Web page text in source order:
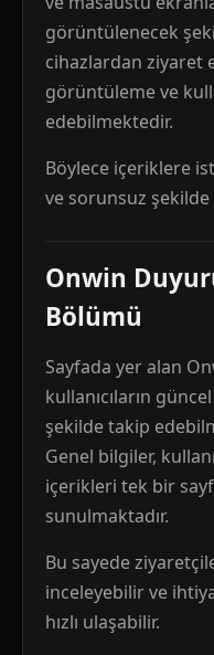
görüntülenecek
cihazlardan ziyaret
görüntüleme ve
edebilmektedir.
Böylece içeriklere
ve sorunsuz şekilde
Onwin
Bölümü
Sayfada yer alan
kullanıcıların
şekilde takip
Genel bilgiler,
içerikleri tek bir
sunulmaktadır.
Bu sayede
inceleyebilir ve
hızlı ulaşabilir.